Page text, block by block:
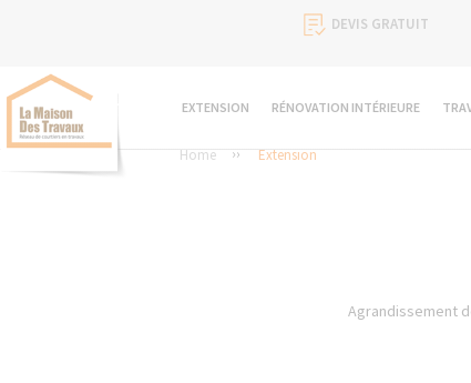
DEVIS GRATUIT
EXTENSION RÉNOVATION INTÉRIEURE
Home Extension
Agrandissement